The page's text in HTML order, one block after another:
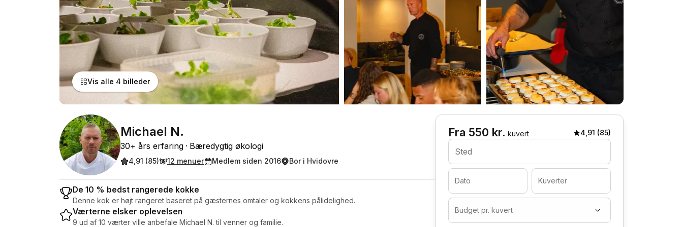
Vis alle 4 billeder
Michael N.
30+ års erfaring Bæredygtig økologi
4,91 (85) 12 menuer Medlem siden 2016 Bor i Hvidovre
De 10 % bedst rangerede kokke
Denne kok er højt rangeret baseret på gæsternes omtaler og kokkens pålidelighed.
Værterne elsker oplevelsen
9 ud af 10 værter ville anbefale Michael N. til venner og familie.
Fra 550 kr. kuvert 4,91 (85)
Sted
Dato Kuverter
Budget pr. kuvert